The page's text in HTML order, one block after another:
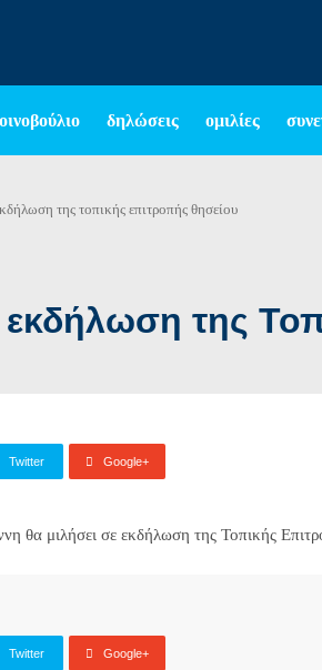
δηλώσεις ομιλίες
της τοπικής επιτροπής θησείου
εκδήλωση της
Twitter Google+
θα μιλήσει σε εκδήλωση της Τοπικής
Twitter Google+